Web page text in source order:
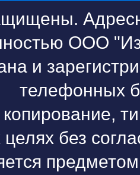
ООО
и
телефонных
целях без